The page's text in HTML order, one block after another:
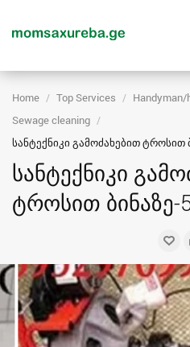
Home Top Services
Sewage cleaning
სანტექნიკი გამოძახებით ტროსით
სანტექნიკი
ტროსით ბინაზე-